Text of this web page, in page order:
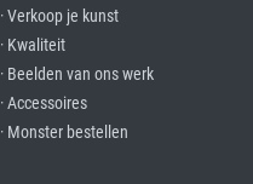
· Verkoop je kunst
· Kwaliteit
· Beelden van ons werk
· Accessoires
· Monster bestellen